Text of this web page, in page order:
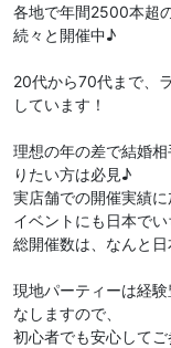
各地で年間2500本超
続々と開催中♪
20代から70代まで、
しています！
理想の年の差で結婚
りたい方は必見♪
実店舗での開催実績
イベントにも日本でい
総開催数は、なんと
現地パーティーは経
なしますので、
初心者でも安心して